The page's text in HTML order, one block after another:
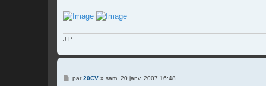
g
e
J P
Mpar20CV» sam. 20 janv. 2007 16:48